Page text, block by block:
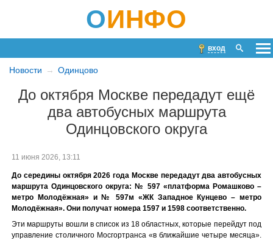
ОИНФО
вход
Новости Одинцово
До октября Москве передадут ещё
два автобусных маршрута
Одинцовского округа
11 июня 2026, 13:11
До середины октября 2026 года Москве передадут два автобусных
маршрута Одинцовского округа: № 597 «платформа Ромашково –
метро Молодёжная» и № 597м «ЖК Западное Кунцево – метро
Молодёжная». Они получат номера 1597 и 1598 соответственно.
Эти маршруты вошли в список из 18 областных, которые перейдут под
управление столичного Мосгортранса «в ближайшие четыре месяца».